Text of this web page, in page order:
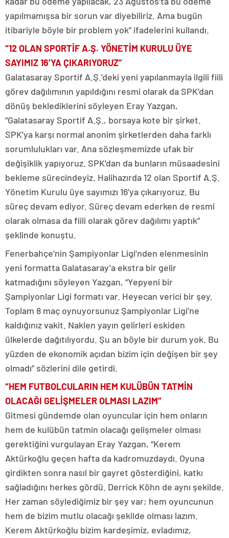
yapılmamışsa bir sorun var diyebiliriz. Ama bugün
itibariyle böyle bir problem yok” ifadelerini kullandı.
“12 OLAN SPORTİF A.Ş. YÖNETİM KURULU ÜYE
SAYIMIZ 16’YA ÇIKARIYORUZ”
Galatasaray Sportif A.Ş.’deki yeni yapılanmayla ilgili fiili
görev dağılımının yapıldığını resmi olarak da SPK’dan
dönüş beklediklerini söyleyen Eray Yazgan,
“Galatasaray Sportif A.Ş., borsaya kote bir şirket.
SPK’ya karşı normal anonim şirketlerden daha farklı
sorumlulukları var. Ana sözleşmemizde ufak bir
değişiklik yapıyoruz. SPK’dan da bunların müsaadesini
bekleme sürecindeyiz. Halihazırda 12 olan Sportif A.Ş.
Yönetim Kurulu üye sayımızı 16’ya çıkarıyoruz. Bu
süreç devam ediyor. Süreç devam ederken de resmi
olarak olmasa da fiili olarak görev dağılımı yaptık”
şeklinde konuştu.
Fenerbahçe’nin Şampiyonlar Ligi’nden elenmesinin
yeni formatta Galatasaray’a ekstra bir gelir
katmadığını söyleyen Yazgan, “Yepyeni bir
Şampiyonlar Ligi formatı var. Heyecan verici bir şey.
Toplam 8 maç oynuyorsunuz Şampiyonlar Ligi’ne
kaldığınız vakit. Naklen yayın gelirleri eskiden
ülkelerde dağıtılıyordu. Şu an böyle bir durum yok. Bu
yüzden de ekonomik açıdan bizim için değişen bir şey
olmadı” sözlerini dile getirdi.
“HEM FUTBOLCULARIN HEM KULÜBÜN TATMİN
OLACAĞI GELİŞMELER OLMASI LAZIM”
Gitmesi gündemde olan oyuncular için hem onların
hem de kulübün tatmin olacağı gelişmeler olması
gerektiğini vurgulayan Eray Yazgan, “Kerem
Aktürkoğlu geçen hafta da kadromuzdaydı. Oyuna
girdikten sonra nasıl bir gayret gösterdiğini, katkı
sağladığını herkes gördü. Derrick Köhn de aynı şekilde.
Her zaman söylediğimiz bir şey var; hem oyuncunun
hem de bizim mutlu olacağı şekilde olması lazım.
Kerem Aktürkoğlu bizim kardeşimiz, evladımız,